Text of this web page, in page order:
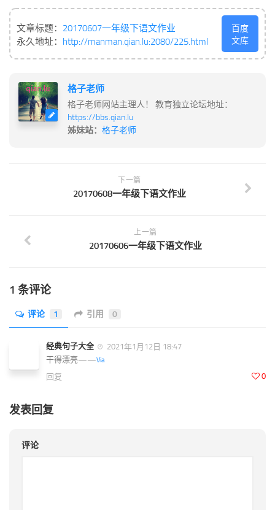
文章标题： 20170607一年级下语文作业
永久地址： http://manman.qian.lu:2080/225.html
百度
文库
格子老师
格子老师网站主理人！ 教育独立论坛地址：
https://bbs.qian.lu
姊妹站： 格子老师
下一篇
20170608一年级下语文作业
上一篇
20170606一年级下语文作业
1 条评论
评论 1 引用 0
经典句子大全
2021年1月12日 18:47
干得漂亮——Via
0
回复
发表回复
评论